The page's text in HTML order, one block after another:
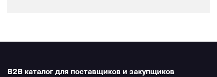
B2B каталог для поставщиков и закупщиков